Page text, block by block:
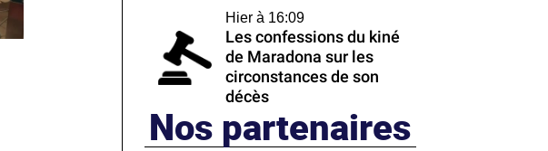
Hier à 16:09
Les confessions du kiné
de Maradona sur les
circonstances de son
décès
Nos partenaires